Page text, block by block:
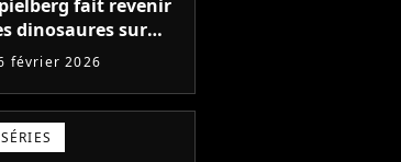
fait revenir
dinosaures sur
33 ans après
février 2026
SÉRIES